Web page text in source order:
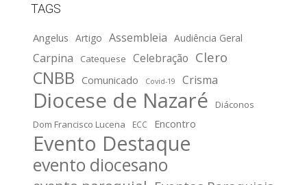
TAGS
Angelus Artigo Assembleia Audiência Geral
Carpina Catequese Celebração Clero
CNBB Comunicado Covid-19 Crisma
Diocese de Nazaré
Diáconos
Dom Francisco Lucena
ECC Encontro
Evento Destaque
evento diocesano